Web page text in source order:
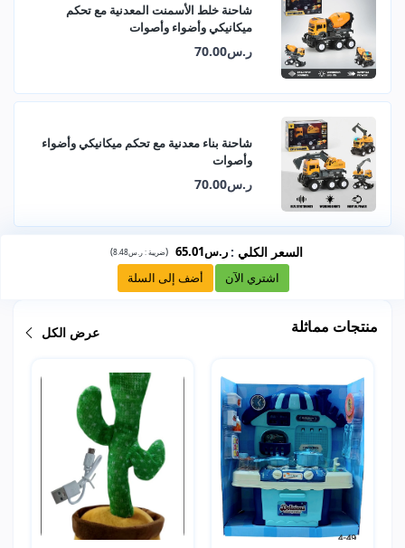
شاحنة خلط الأسمنت المعدنية مع تحكم
ميكانيكي وأضواء وأصوات
ر.س70.00
شاحنة بناء معدنية مع تحكم ميكانيكي وأضواء
وأصوات
ر.س70.00
السعر الكلي : ر.س65.01 (ضريبة :ر.س8.48 )
اشتري الآن أضف إلى السلة
منتجات مماثلة عرض الكل